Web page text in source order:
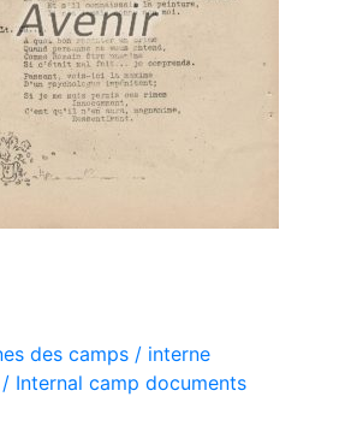
des camps / interne
Internal camp documents